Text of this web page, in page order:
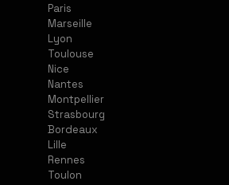
Paris
Marseille
Lyon
Toulouse
Nice
Nantes
Montpellier
Strasbourg
Bordeaux
Lille
Rennes
Toulon